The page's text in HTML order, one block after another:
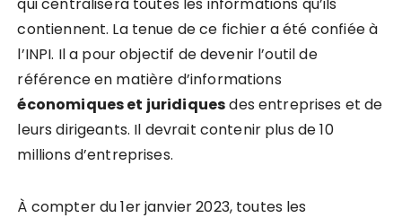
contiennent. La tenue de ce fichier a été confiée à
l’INPI. Il a pour objectif de devenir l’outil de
référence en matière d’informations
économiques et juridiquesdes entreprises et de
leurs dirigeants. Il devrait contenir plus de 10
millions d’entreprises.
À compter du 1er janvier 2023, toutes les